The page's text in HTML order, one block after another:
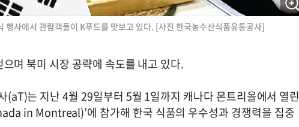
사에서 관람객들이 K푸드를 맛보고 있다. [사진 한국농수산식품유통공사]
며 북미 시장 공략에 속도를 내고 있다.
는 지난 4월 29일부터 5월 1일까지 캐나다 몬트리올에서 열린
in Montreal)’에 참가해 한국 식품의 우수성과 경쟁력을 집중